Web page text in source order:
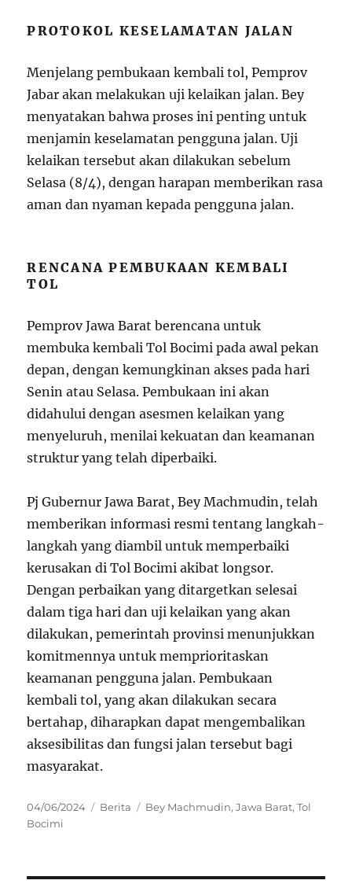
PROTOKOL KESELAMATAN JALAN
Menjelang pembukaan kembali tol, Pemprov
Jabar akan melakukan uji kelaikan jalan. Bey
menyatakan bahwa proses ini penting untuk
menjamin keselamatan pengguna jalan. Uji
kelaikan tersebut akan dilakukan sebelum
Selasa (8/4), dengan harapan memberikan rasa
aman dan nyaman kepada pengguna jalan.
RENCANA PEMBUKAAN KEMBALI
TOL
Pemprov Jawa Barat berencana untuk
membuka kembali Tol Bocimi pada awal pekan
depan, dengan kemungkinan akses pada hari
Senin atau Selasa. Pembukaan ini akan
didahului dengan asesmen kelaikan yang
menyeluruh, menilai kekuatan dan keamanan
struktur yang telah diperbaiki.
Pj Gubernur Jawa Barat, Bey Machmudin, telah
memberikan informasi resmi tentang langkah-
langkah yang diambil untuk memperbaiki
kerusakan di Tol Bocimi akibat longsor.
Dengan perbaikan yang ditargetkan selesai
dalam tiga hari dan uji kelaikan yang akan
dilakukan, pemerintah provinsi menunjukkan
komitmennya untuk memprioritaskan
keamanan pengguna jalan. Pembukaan
kembali tol, yang akan dilakukan secara
bertahap, diharapkan dapat mengembalikan
aksesibilitas dan fungsi jalan tersebut bagi
masyarakat.
Posted
on
04/06/2024 Categories
Berita Tags
Bey Machmudin,Jawa Barat,Tol
Bocimi